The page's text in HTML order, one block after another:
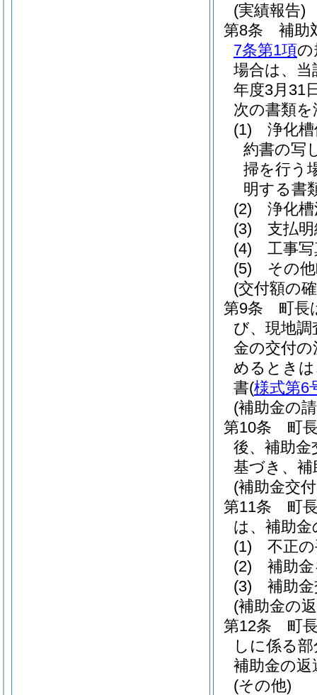
(実績報告)
第8条
補助
7条第1項の
場合は、
年度3月31
次の書類
(1)
浄化
約書の写
掃を行う
明する書
(2)
浄化
(3)
支払
(4)
工事
(5)
その
(交付額の
第9条
町長
び、現地
金の交付
めるとき
書(様式第6
(補助金の
第10条
町
後、補助金
基づき、
(補助金交
第11条
町
は、補助
(1)
不正
(2)
補助
(3)
補助
(補助金の
第12条
町
しに係る
補助金の
(その他)